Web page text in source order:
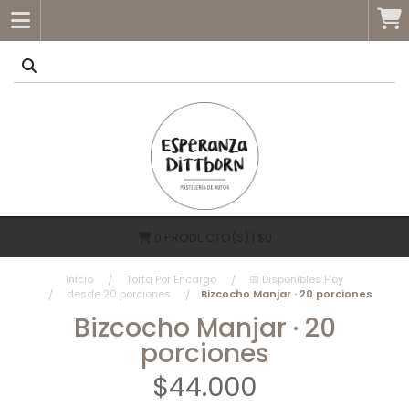
Inicio Torta Por Encargo
📅 Disponibles Hoy
desde 20 porciones
Bizcocho Manjar · 20 porciones
Bizcocho Manjar · 20
porciones
$44.000